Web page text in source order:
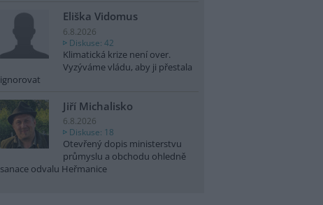
Eliška Vidomus
6.8.2026
Diskuse: 42
Klimatická krize není over.
Vyzýváme vládu, aby ji přestala
ignorovat
Jiří Michalisko
6.8.2026
Diskuse: 18
Otevřený dopis ministerstvu
průmyslu a obchodu ohledně
sanace odvalu Heřmanice